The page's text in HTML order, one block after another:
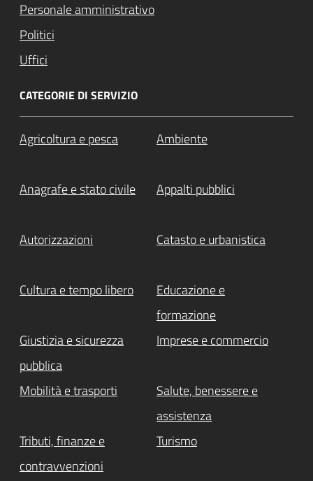
Personale amministrativo
Politici
Uffici
CATEGORIE DI SERVIZIO
Agricoltura e pesca Ambiente
Anagrafe e stato civile Appalti pubblici
Autorizzazioni Catasto e urbanistica
Cultura e tempo libero
Educazione e
formazione
Giustizia e sicurezza
pubblica
Imprese e commercio
Mobilità e trasporti
Salute, benessere e
assistenza
Tributi, finanze e
contravvenzioni
Turismo